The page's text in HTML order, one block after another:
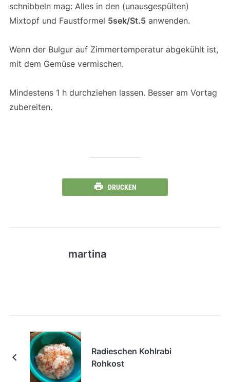
schnibbeln mag: Alles in den (unausgespülten)
Mixtopf und Faustformel 5sek/St.5anwenden.
Wenn der Bulgur auf Zimmertemperatur abgekühlt ist,
mit dem Gemüse vermischen.
Mindestens 1 h durchziehen lassen. Besser am Vortag
zubereiten.
DRUCKEN
martina
Radieschen Kohlrabi
Rohkost